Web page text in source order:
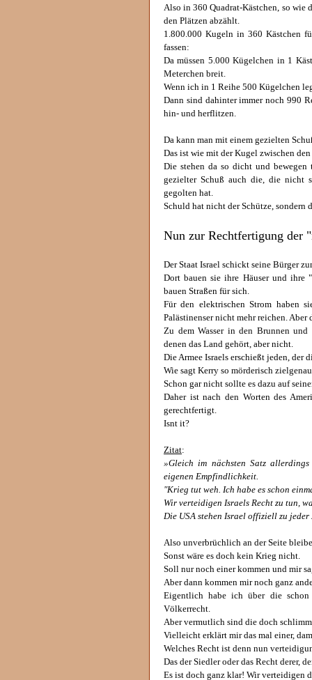
Also in 360 Quadrat-Kästchen, so wie
den Plätzen abzählt.
1.800.000 Kugeln in 360 Kästchen
fassen:
Da müssen 5.000 Kügelchen in 1
Meterchen breit.
Wenn ich in 1 Reihe 500 Kügelchen
Dann sind dahinter immer noch 990
hin- und herflitzen.
Da kann man mit einem gezielten
Das ist wie mit der Kugel zwischen
Die stehen da so dicht und
gezielter Schuß auch die, die nicht
gegolten hat.
Schuld hat nicht der Schütze, sondern
Nun zur Rechtfertigung der
Der Staat Israel schickt seine Bürger
Dort bauen sie ihre Häuser und ihre
bauen Straßen für sich.
Für den elektrischen Strom haben
Palästinenser nicht mehr reichen.
Zu dem Wasser in den Brunnen und
denen das Land gehört, aber nicht.
Die Armee Israels erschießt jeden, der
Wie sagt Kerry so mörderisch
Schon gar nicht sollte es dazu auf
Daher ist nach den Worten des
gerechtfertigt.
Isnt it?
Zitat:
»Gleich im nächsten Satz
eigenen Empfindlichkeit.
"Krieg tut weh. Ich habe es schon
Wir verteidigen Israels Recht zu tun,
Die USA stehen Israel offiziell zu
Also unverbrüchlich an der Seite
Sonst wäre es doch kein Krieg nicht.
Soll nur noch einer kommen und mir
Aber dann kommen mir noch ganz
Eigentlich habe ich über die schon
Völkerrecht.
Aber vermutlich sind die doch
Vielleicht erklärt mir das mal einer,
Welches Recht ist denn nun
Das der Siedler oder das Recht derer,
Es ist doch ganz klar! Wir verteidigen